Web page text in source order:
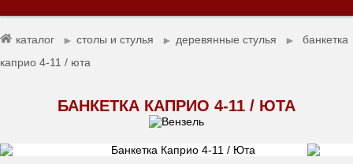
каталог ► столы и стулья ► деревянные стулья ►
банкетка
каприо 4-11 / юта
БАНКЕТКА КАПРИО 4-11 / ЮТА